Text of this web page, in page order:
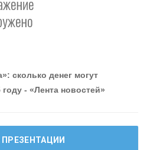
делают для того, чтобы
персонал - «Интервью»
сколько денег могут
- «Лента новостей»
ПРЕЗЕНТАЦИИ